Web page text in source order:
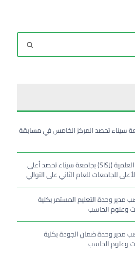
سيناء تحصد المركز الخامس في مسابقة
مجلة سيناء الدولية العلمية (SISJ) بجامعة سيناء تحصد أعلى
للجامعات للعام الثاني على التوالي
وحدة التعليم المستمر بكلية
وعلوم الحاسب
مدير وحدة ضمان الجودة بكلية
وعلوم الحاسب